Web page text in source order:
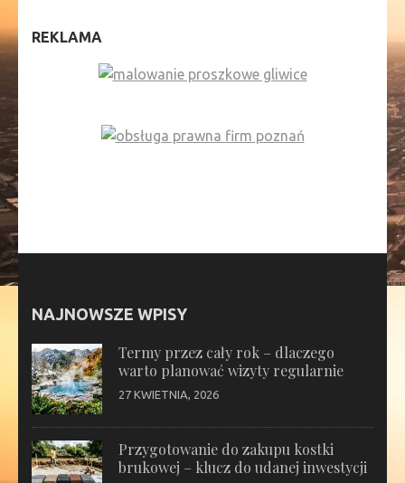
REKLAMA
NAJNOWSZE WPISY
Termy przez cały rok – dlaczego
warto planować wizyty regularnie
27 KWIETNIA, 2026
Przygotowanie do zakupu kostki
brukowej – klucz do udanej inwestycji